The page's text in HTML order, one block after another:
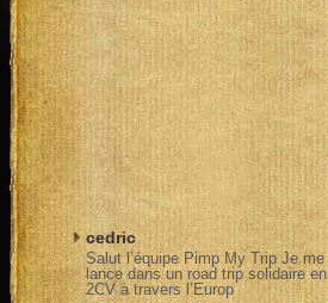
cedric
Salut l’équipe Pimp My Trip Je me
lance dans un road trip solidaire en
2CV à travers l’Europ